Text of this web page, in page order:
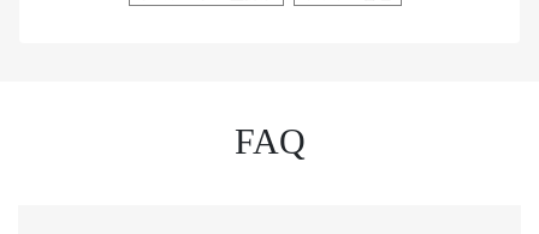
FAQ